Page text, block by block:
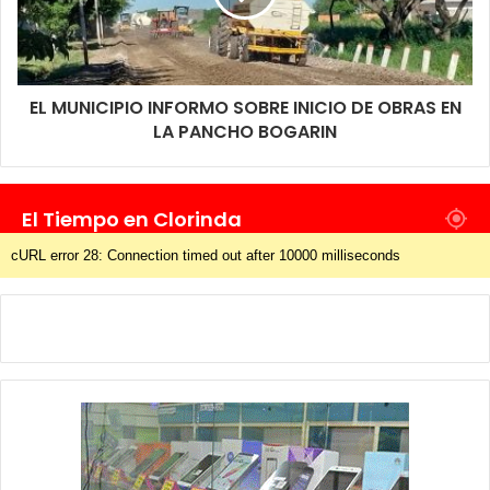
EL MUNICIPIO INFORMO SOBRE INICIO DE OBRAS EN
LA PANCHO BOGARIN
El Tiempo en Clorinda
cURL error 28: Connection timed out after 10000 milliseconds